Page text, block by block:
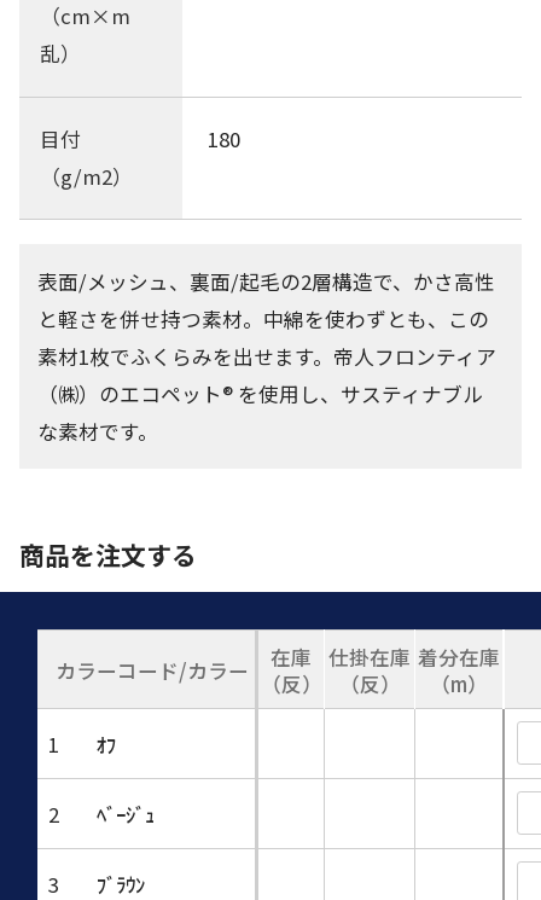
（cm×m
乱）
目付
（g/m2）
180
表面/メッシュ、裏面/起毛の2層構造で、かさ高性
と軽さを併せ持つ素材。中綿を使わずとも、この
素材1枚でふくらみを出せます。帝人フロンティア
（㈱）のエコペット® を使用し、サスティナブル
な素材です。
商品を注文する
カラーコード/カラー
在庫
（反）
仕掛在庫
（反）
着分在庫
（m）
1 ｵﾌ
2 ﾍﾞｰｼﾞｭ
3 ﾌﾞﾗｳﾝ